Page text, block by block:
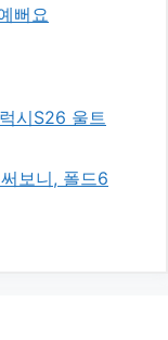
뻐요
시S26 울트
보니, 폴드6